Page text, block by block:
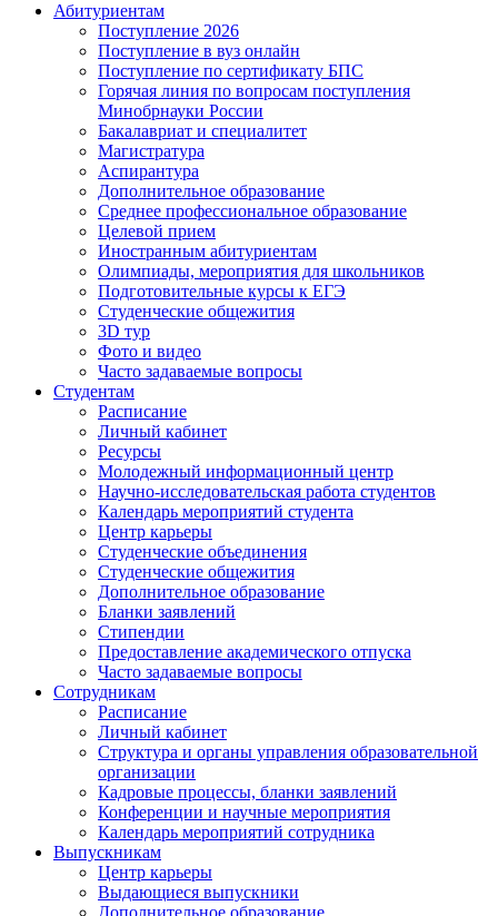
Абитуриентам
Поступление 2026
Поступление в вуз онлайн
Поступление по сертификату БПС
Горячая линия по вопросам поступления
Минобрнауки России
Бакалавриат и специалитет
Магистратура
Аспирантура
Дополнительное образование
Среднее профессиональное образование
Целевой прием
Иностранным абитуриентам
Олимпиады, мероприятия для школьников
Подготовительные курсы к ЕГЭ
Студенческие общежития
3D тур
Фото и видео
Часто задаваемые вопросы
Студентам
Расписание
Личный кабинет
Ресурсы
Молодежный информационный центр
Научно-исследовательская работа студентов
Календарь мероприятий студента
Центр карьеры
Студенческие объединения
Студенческие общежития
Дополнительное образование
Бланки заявлений
Стипендии
Предоставление академического отпуска
Часто задаваемые вопросы
Сотрудникам
Расписание
Личный кабинет
Структура и органы управления образовательной
организации
Кадровые процессы, бланки заявлений
Конференции и научные мероприятия
Календарь мероприятий сотрудника
Выпускникам
Центр карьеры
Выдающиеся выпускники
Дополнительное образование